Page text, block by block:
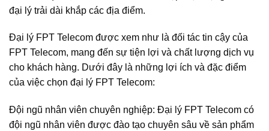
đại lý trải dài khắp các địa điểm.
Đại lý FPT Telecom được xem như là đối tác tin cậy của
FPT Telecom, mang đến sự tiện lợi và chất lượng dịch vụ
cho khách hàng. Dưới đây là những lợi ích và đặc điểm
của việc chọn đại lý FPT Telecom:
Đội ngũ nhân viên chuyên nghiệp: Đại lý FPT Telecom có
đội ngũ nhân viên được đào tạo chuyên sâu về sản phẩm